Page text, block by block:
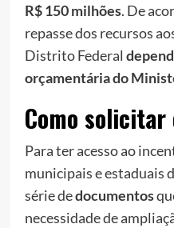
R$ 150 milhões. De
repasse dos recursos
Distrito Federal
orçamentária do
Como
Para ter acesso ao
municipais e estaduais
série dedocumentos
necessidade de